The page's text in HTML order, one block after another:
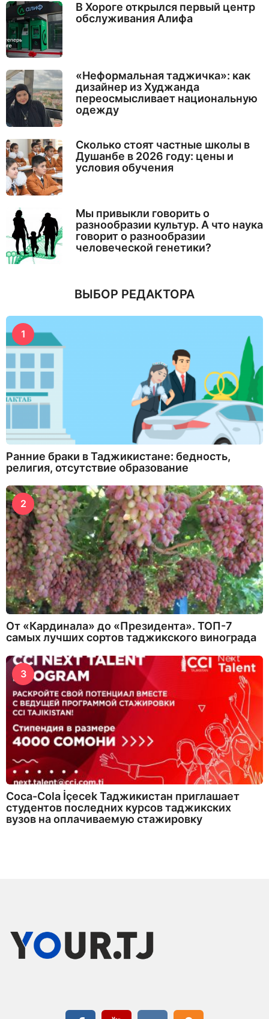
В Хороге открылся первый центр
обслуживания Алифа
«Неформальная таджичка»: как
дизайнер из Худжанда
переосмысливает национальную
одежду
Сколько стоят частные школы в
Душанбе в 2026 году: цены и
условия обучения
Мы привыкли говорить о
разнообразии культур. А что наука
говорит о разнообразии
человеческой генетики?
ВЫБОР РЕДАКТОРА
1
Ранние браки в Таджикистане: бедность,
религия, отсутствие образование
2
От «Кардинала» до «Президента». ТОП-7
самых лучших сортов таджикского винограда
3
Coca-Cola İçecek Таджикистан приглашает
студентов последних курсов таджикских
вузов на оплачиваемую стажировку